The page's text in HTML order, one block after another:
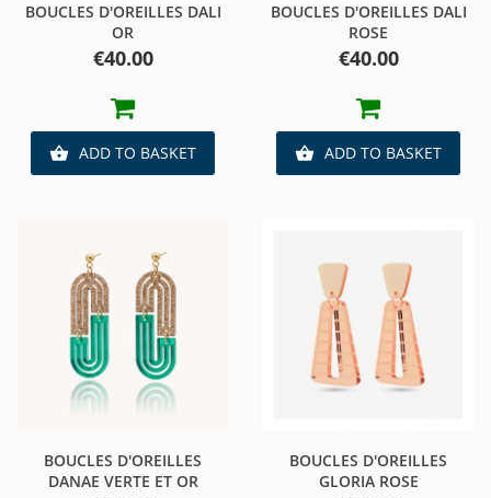
BOUCLES D'OREILLES DALI
OR
Price
€40.00
 ADD TO BASKET
BOUCLES D'OREILLES DALI
ROSE
Price
€40.00
 ADD TO BASKET
BOUCLES D'OREILLES
DANAE VERTE ET OR
BOUCLES D'OREILLES
GLORIA ROSE